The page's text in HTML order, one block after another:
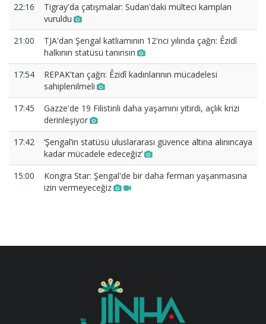
22:16
Tigray'da çatışmalar: Sudan'daki mülteci kampları
vuruldu
21:00
TJA'dan Şengal katliamının 12'nci yılında çağrı: Êzidî
halkının statüsü tanınsın
17:54
REPAK'tan çağrı: Êzidî kadınlarının mücadelesi
sahiplenilmeli
17:45
Gazze'de 19 Filistinli daha yaşamını yitirdi, açlık krizi
derinleşiyor
17:42
‘Şengal’in statüsü uluslararası güvence altına alınıncaya
kadar mücadele edeceğiz’
15:00
Kongra Star: Şengal'de bir daha ferman yaşanmasına
izin vermeyeceğiz